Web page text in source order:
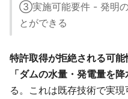
③実施可能要件 - 発明の
とができる
特許取得が拒絶される可能
「ダムの水量・発電量を
る。これは既存技術で実